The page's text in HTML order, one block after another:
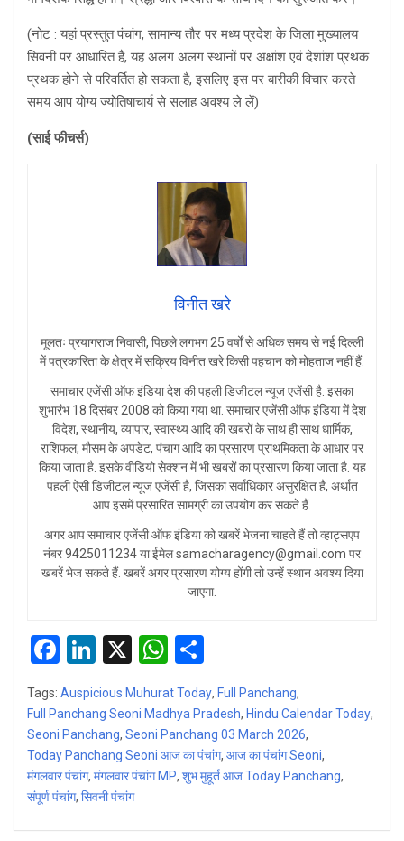
(नोट : यहां प्रस्तुत पंचांग, सामान्य तौर पर मध्य प्रदेश के जिला मुख्यालय
सिवनी पर आधारित है, यह अलग अलग स्थानों पर अक्षांश एवं देशांश प्रथक
प्रथक होने से परिवर्तित हो सकता है, इसलिए इस पर बारीकी विचार करते
समय आप योग्य ज्योतिषाचार्य से सलाह अवश्य ले लें)
(साई फीचर्स)
विनीत खरे
मूलतः प्रयागराज निवासी, पिछले लगभग 25 वर्षों से अधिक समय से नई दिल्ली
में पत्रकारिता के क्षेत्र में सक्रिय विनीत खरे किसी पहचान को मोहताज नहीं हैं.
समाचार एजेंसी ऑफ इंडिया देश की पहली डिजीटल न्यूज एजेंसी है. इसका
शुभारंभ 18 दिसंबर 2008 को किया गया था. समाचार एजेंसी ऑफ इंडिया में देश
विदेश, स्थानीय, व्यापार, स्वास्थ्य आदि की खबरों के साथ ही साथ धार्मिक,
राशिफल, मौसम के अपडेट, पंचाग आदि का प्रसारण प्राथमिकता के आधार पर
किया जाता है. इसके वीडियो सेक्शन में भी खबरों का प्रसारण किया जाता है. यह
पहली ऐसी डिजीटल न्यूज एजेंसी है, जिसका सर्वाधिकार असुरक्षित है, अर्थात
आप इसमें प्रसारित सामग्री का उपयोग कर सकते हैं.
अगर आप समाचार एजेंसी ऑफ इंडिया को खबरें भेजना चाहते हैं तो व्हाट्सएप
नंबर 9425011234 या ईमेल samacharagency@gmail.com पर
खबरें भेज सकते हैं. खबरें अगर प्रसारण योग्य होंगी तो उन्हें स्थान अवश्य दिया
जाएगा.
F
a
ce
b
o
o
k
Li
n
ke
dI
n
X
W
h
at
s
A
p
p
h
ar
e
Tags: Auspicious Muhurat Today, Full Panchang,
Full Panchang Seoni Madhya Pradesh, Hindu Calendar Today,
Seoni Panchang, Seoni Panchang 03 March 2026,
Today Panchang Seoni आज का पंचांग, आज का पंचांग Seoni,
मंगलवार पंचांग, मंगलवार पंचांग MP, शुभ मुहूर्त आज Today Panchang,
संपूर्ण पंचांग, सिवनी पंचांग